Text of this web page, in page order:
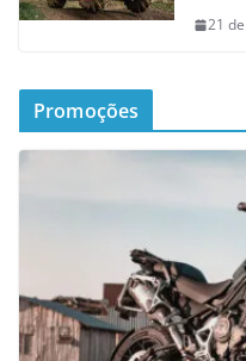
21
Promoções